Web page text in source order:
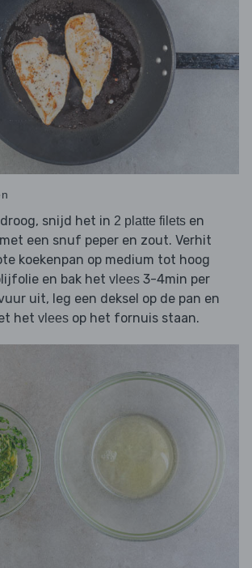
droog, snijd het in 2 platte filets en
een snuf peper en zout. Verhit
koekenpan op medium tot hoog
en bak het vlees 3-4min per
uit, leg een deksel op de pan en
het vlees op het fornuis staan.